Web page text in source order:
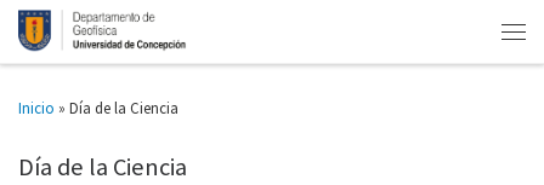
Inicio » Día de la Ciencia
Día de la Ciencia